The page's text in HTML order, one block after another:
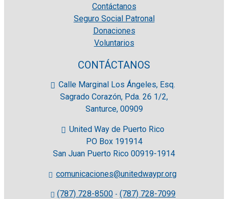
Contáctanos
Seguro Social Patronal
Donaciones
Voluntarios
CONTÁCTANOS
Calle Marginal Los Ángeles, Esq.
Sagrado Corazón, Pda. 26 1/2,
Santurce, 00909
United Way de Puerto Rico
PO Box 191914
San Juan Puerto Rico 00919-1914
comunicaciones@unitedwaypr.org
(787) 728-8500 - (787) 728-7099